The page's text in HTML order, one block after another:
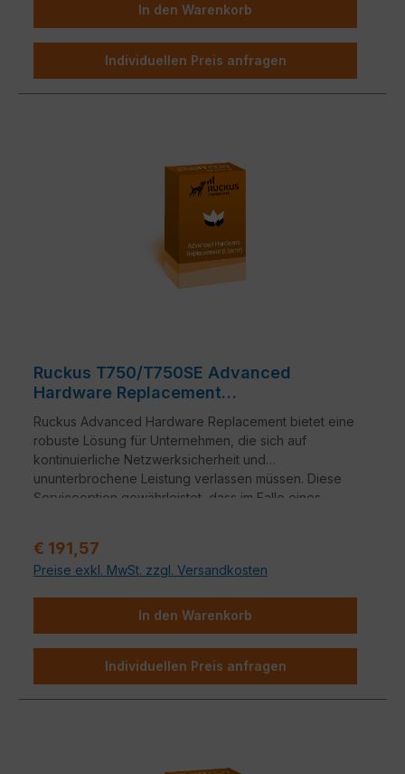
In den Warenkorb
Individuellen Preis anfragen
Ruckus T750/T750SE Advanced
Hardware Replacement
Lizenzverlängerung
Ruckus Advanced Hardware Replacement bietet eine
robuste Lösung für Unternehmen, die sich auf
kontinuierliche Netzwerksicherheit und
ununterbrochene Leistung verlassen müssen. Diese
Serviceoption gewährleistet, dass im Falle eines
Verkaufspreis:
€ 191,57
Preise exkl. MwSt. zzgl. Versandkosten
In den Warenkorb
Individuellen Preis anfragen